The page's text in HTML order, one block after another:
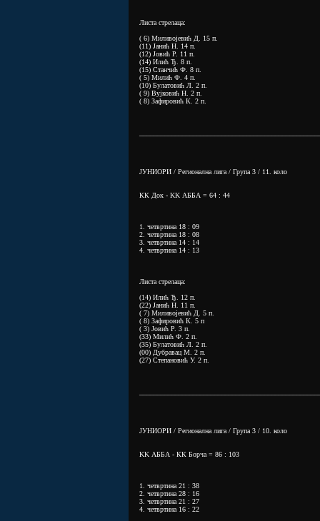
Листа стрелаца:
( 6) Миливојевић Д. 15 п.
(11) Јанић Н. 14 п.
(12) Јовић Р. 11 п.
(14) Илић Ђ. 8 п.
(15) Станчић Ф. 8 п.
( 5) Милић Ф. 4 п.
(10) Булатовић Л. 2 п.
( 9) Вујковић Н. 2 п.
( 8) Зафировић К. 2 п.
ЈУНИОРИ / Регионална лига / Група 3 / 11. коло
КК Док - KK АББА = 64 : 44
1. четвртина 18 : 09
2. четвртина 18 : 08
3. четвртина 14 : 14
4. четвртина 14 : 13
Листа стрелаца:
(14) Илић Ђ. 12 п.
(22) Јанић Н. 11 п.
( 7) Миливојевић Д. 5 п.
( 8) Зафировић К. 5 п
( 3) Јовић Р. 3 п.
(33) Милић Ф. 2 п.
(35) Булатовић Л. 2 п.
(00) Дубравац М. 2 п.
(27) Степановић У. 2 п.
ЈУНИОРИ / Регионална лига / Група 3 / 10. коло
KK АББА - КК Борча = 86 : 103
1. четвртина 21 : 38
2. четвртина 28 : 16
3. четвртина 21 : 27
4. четвртина 16 : 22